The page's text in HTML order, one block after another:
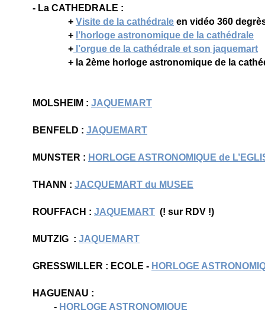
- La CATHEDRALE :
+ Visite de la cathédrale en vidéo 360
+ l’horloge astronomique de la cathédrale
+ l’orgue de la cathédrale et son jaquemart
+ la 2ème horloge astronomique de la
MOLSHEIM : JAQUEMART
BENFELD : JAQUEMART
MUNSTER : HORLOGE ASTRONOMIQUE de
THANN : JACQUEMART du MUSEE
ROUFFACH : JAQUEMART (! sur RDV !)
MUTZIG : JAQUEMART
GRESSWILLER : ECOLE - HORLOGE
HAGUENAU :
- HORLOGE ASTRONOMIQUE